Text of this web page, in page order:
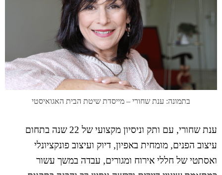
בתמונה: ענת שחורי – מייסדת שיטת הבית האגואיסטי
ענת שחורי, עם ותק וניסיון מקצועי של 22 שנה בתחום
עיצוב הפנים, מומחית באפיון, דיוק ועיצוב פונקציונלי
ואסתטי של חללי אירוח ומגורים, עבדה במשך עשור